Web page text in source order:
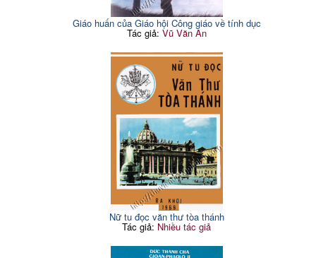
Giáo huấn của Giáo hội Công giáo về tính dục
Tác giả: Vũ Văn An
Nữ tu đọc văn thư tòa thánh
Tác giả: Nhiều tác giả